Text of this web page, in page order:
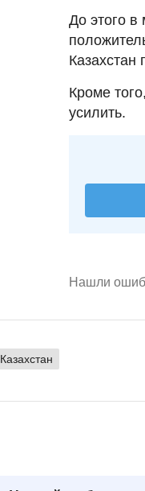
До этого в
Казахстан
Кроме
усилить.
Нашли
Казахстан